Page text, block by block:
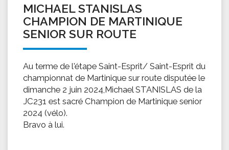
MICHAEL STANISLAS
CHAMPION DE MARTINIQUE
SENIOR SUR ROUTE
Au terme de l'étape Saint-Esprit/ Saint-Esprit du
championnat de Martinique sur route disputée le
dimanche 2 juin 2024,Michael STANISLAS de la
JC231 est sacré Champion de Martinique senior
2024 (vélo).
Bravo à lui.